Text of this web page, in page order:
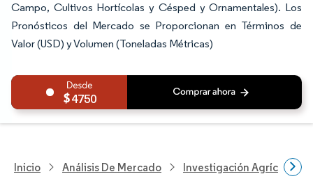
Campo, Cultivos Hortícolas y Césped y Ornamentales). Los
Pronósticos del Mercado se Proporcionan en Términos de
Valor (USD) y Volumen (Toneladas Métricas)
4750
Inicio Análisis De Mercado Investigación Agrícola